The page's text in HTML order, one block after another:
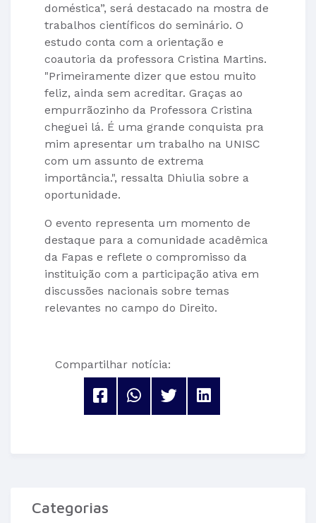
doméstica”, será destacado na mostra de
trabalhos científicos do seminário. O
estudo conta com a orientação e
coautoria da professora Cristina Martins.
"Primeiramente dizer que estou muito
feliz, ainda sem acreditar. Graças ao
empurrãozinho da Professora Cristina
cheguei lá. É uma grande conquista pra
mim apresentar um trabalho na UNISC
com um assunto de extrema
importância.", ressalta Dhiulia sobre a
oportunidade.
O evento representa um momento de
destaque para a comunidade acadêmica
da Fapas e reflete o compromisso da
instituição com a participação ativa em
discussões nacionais sobre temas
relevantes no campo do Direito.
Compartilhar notícia:
Categorias